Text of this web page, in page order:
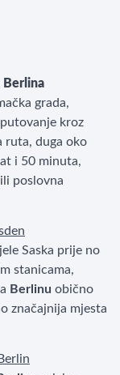
Berlina
grada,
kroz
ruta, duga oko
i 50 minuta,
poslovna
Saska prije no
stanicama,
Berlinu obično
značajnija mjesta